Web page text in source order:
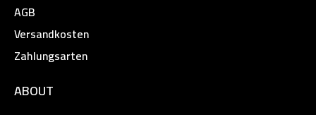
AGB
Versandkosten
Zahlungsarten
ABOUT